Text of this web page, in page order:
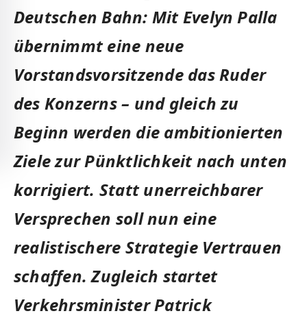
Deutschen Bahn: Mit Evelyn Palla
übernimmt eine neue
Vorstandsvorsitzende das Ruder
des Konzerns – und gleich zu
Beginn werden die ambitionierten
Ziele zur Pünktlichkeit nach unten
korrigiert. Statt unerreichbarer
Versprechen soll nun eine
realistischere Strategie Vertrauen
schaffen. Zugleich startet
Verkehrsminister Patrick